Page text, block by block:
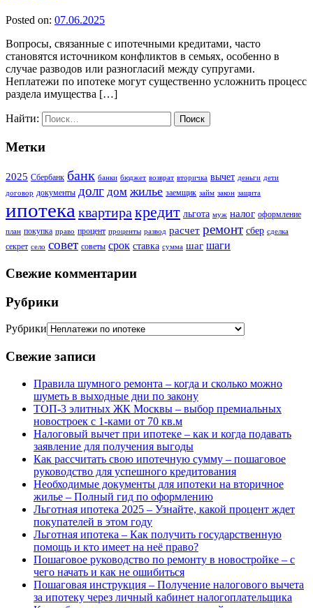
Posted on: 07.06.2025
Вопросы, связанные с ипотечными кредитами, часто
становятся источником конфликтов в семьях, особенно в
случае разводов или разногласий между супругами.
Неплатежи по ипотеке могут существенно усложнить процесс
раздела имущества […]
Найти:
Метки
2025 Сбербанк банк банки бюджет возврат вторичка вычет деньги дети
договор документы долг дом жилье заемщик займ закон защита
ипотека квартира кредит льгота муж налог оформление
план покупка право процент проценты развод расчет ремонт сбер сделка
секрет село совет советы срок ставка сумма шаг шаги
Свежие комментарии
Рубрики
Рубрики
Свежие записи
Правила шумного ремонта – когда и сколько можно
шуметь в выходные дни по закону
ТОП-3 элитных ЖК Москвы – выбор премиальных
новостроек с 1-ками от 70 кв.м
Налоговый вычет при ипотеке – как и когда подавать
заявление для получения выгоды
Как рассчитать свою ипотечную сумму – пошаговое
руководство для успешного кредитования
Необходимые документы для ипотеки на вторичное
жилье – Полный гид по оформлению
Льготная ипотека 2025 – Узнайте, какой процент ждет
покупателей в этом году
Льготная ипотека – Как получить государственную
помощь и кто имеет на неё право?
Пошаговое руководство по ремонту в новостройке – с
чего начать и как не ошибиться
Пошаговая инструкция – Получение налогового вычета
за ипотеку через личный кабинет налогоплательщика